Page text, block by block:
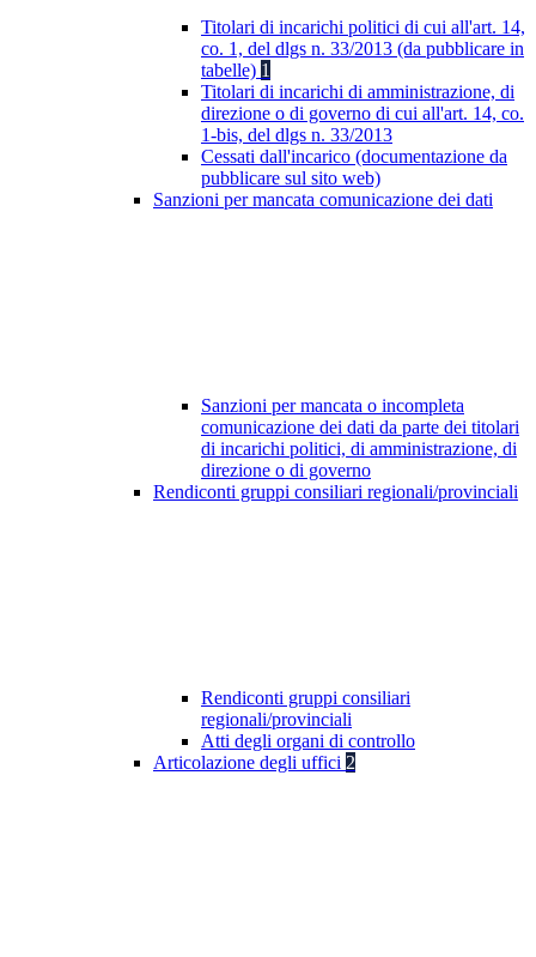
Titolari di incarichi politici di cui all'art. 14,
co. 1, del dlgs n. 33/2013 (da pubblicare in
tabelle) 1
Titolari di incarichi di amministrazione, di
direzione o di governo di cui all'art. 14, co.
1-bis, del dlgs n. 33/2013
Cessati dall'incarico (documentazione da
pubblicare sul sito web)
Sanzioni per mancata comunicazione dei dati
Sanzioni per mancata o incompleta
comunicazione dei dati da parte dei titolari
di incarichi politici, di amministrazione, di
direzione o di governo
Rendiconti gruppi consiliari regionali/provinciali
Rendiconti gruppi consiliari
regionali/provinciali
Atti degli organi di controllo
Articolazione degli uffici 2